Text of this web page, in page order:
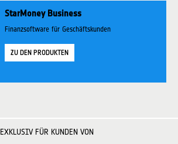
StarMoney Business
Finanzsoftware für Geschäftskunden
ZU DEN PRODUKTEN
EXKLUSIV FÜR KUNDEN VON